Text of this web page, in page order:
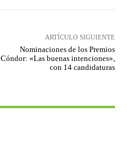
ARTÍCULO SIGUIENTE
Nominaciones de los Premios
Cóndor: «Las buenas intenciones»,
con 14 candidaturas